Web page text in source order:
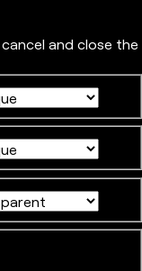
and close the